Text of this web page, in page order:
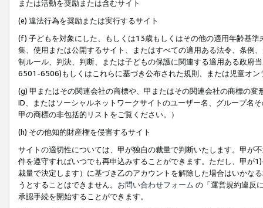
または活動を奨励または含むサイト
(e) 違法行為を奨励または実行するサイト
(f) 子どもを対象にした、もしくは13歳もしくはその他の適用年齢基
集、使用または公開するサイト、またはすべての適用ある法令、条例
制ルール、判決、判断、または子どもの保護に関連する適用ある政府
6501-6506)もしくはこれらに基づき公布された規則、または児童オン
(g) 甲またはその関連会社の商標や、甲またはその関連会社の商標の
ID、またはソーシャルネットワークサイトのユーザー名、グループ名
甲の商標の非包括的リストをご覧ください。）
(h) その他知的財産権を侵害するサイト
サイトの適切性については、甲が独自の裁量で判断いたします。甲が
件を遵守すればいつでも再申込みすることができます。ただし、甲が
裁量で決定します）に基づき乙のアカウントを解除した場合はいかな
うとすることはできません。 お問い合わせフォーム の「運営規約違反
承認手続を開始することができます。